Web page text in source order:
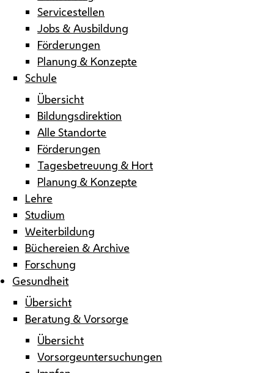
Servicestellen
Jobs & Ausbildung
Förderungen
Planung & Konzepte
Schule
Übersicht
Bildungsdirektion
Alle Standorte
Förderungen
Tagesbetreuung & Hort
Planung & Konzepte
Lehre
Studium
Weiterbildung
Büchereien & Archive
Forschung
Gesundheit
Übersicht
Beratung & Vorsorge
Übersicht
Vorsorgeuntersuchungen